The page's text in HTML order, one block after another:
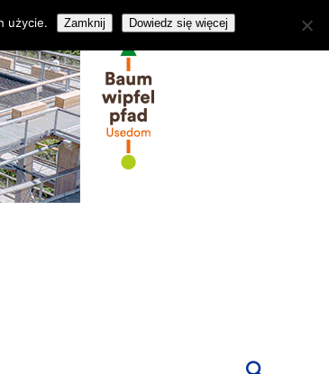
użycie. Zamknij Dowiedz się więcej